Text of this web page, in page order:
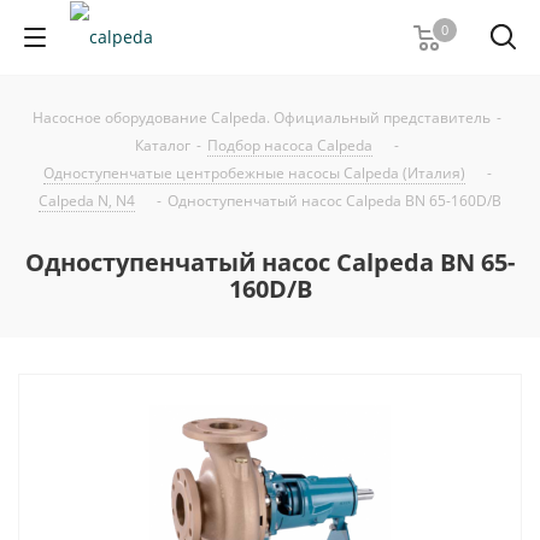
0
Насосное оборудование Calpeda. Официальный представитель -
Каталог - Подбор насоса Calpeda
-
Одноступенчатые центробежные насосы Calpeda (Италия)
-
Calpeda N, N4
- Одноступенчатый насос Calpeda BN 65-160D/B
Одноступенчатый насос Calpeda BN 65-
160D/B